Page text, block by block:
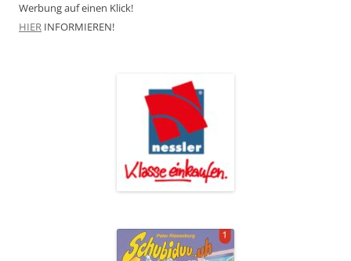
Werbung auf einen Klick!
HIER INFORMIEREN!